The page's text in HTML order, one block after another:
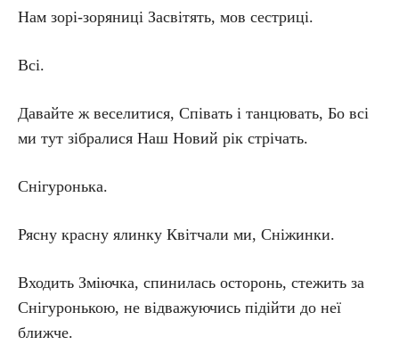
Нам зорі-зоряниці Засвітять, мов сестриці.
Всі.
Давайте ж веселитися, Співать і танцювать, Бо всі
ми тут зібралися Наш Новий рік стрічать.
Снігуронька.
Рясну красну ялинку Квітчали ми, Сніжинки.
Входить Зміючка, спинилась осторонь, стежить за
Снігуронькою, не відважуючись підійти до неї
ближче.